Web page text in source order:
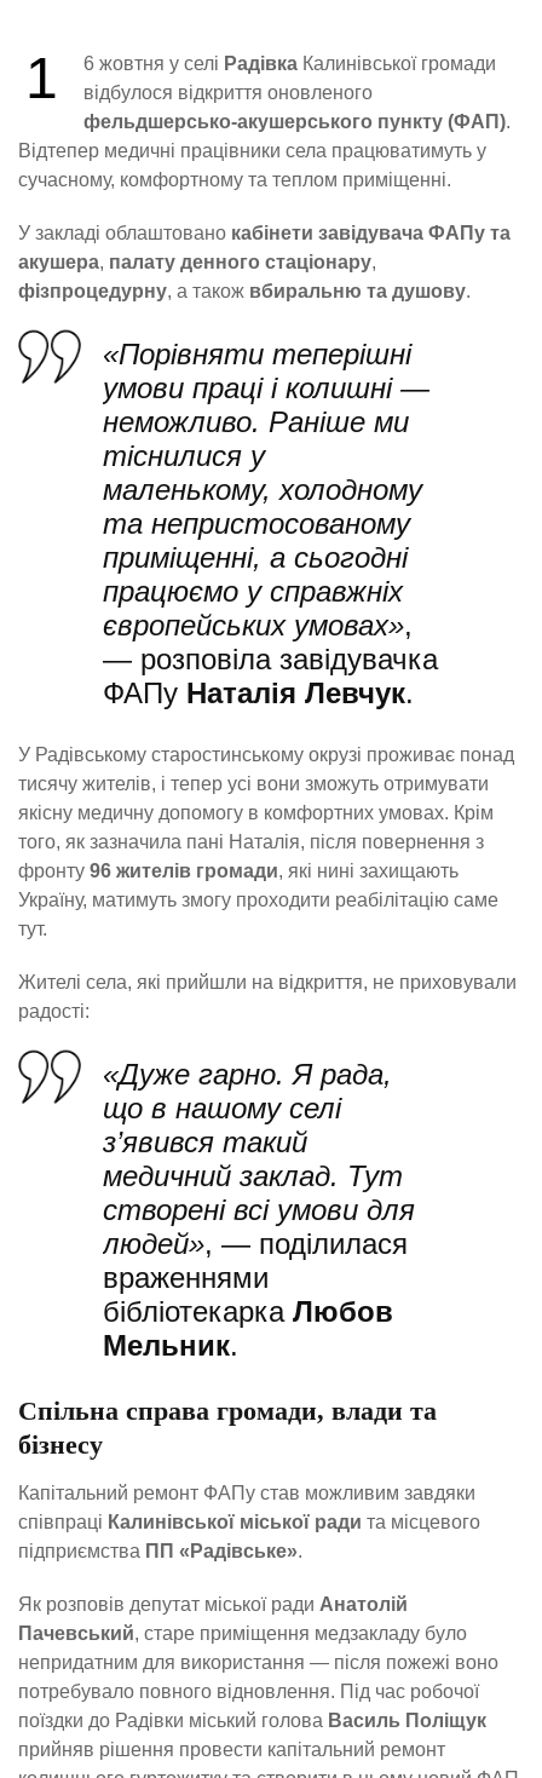
1 6 жовтня у селі Радівка Калинівської громади
відбулося відкриття оновленого
фельдшерсько-акушерського пункту (ФАП).
Відтепер медичні працівники села працюватимуть у
сучасному, комфортному та теплом приміщенні.
У закладі облаштовано кабінети завідувача ФАПу та
акушера, палату денного стаціонару,
фізпроцедурну, а також вбиральню та душову.
«Порівняти теперішні
умови праці і колишні —
неможливо. Раніше ми
тіснилися у
маленькому, холодному
та непристосованому
приміщенні, а сьогодні
працюємо у справжніх
європейських умовах»,
— розповіла завідувачка
ФАПу Наталія Левчук.
У Радівському старостинському окрузі проживає понад
тисячу жителів, і тепер усі вони зможуть отримувати
якісну медичну допомогу в комфортних умовах. Крім
того, як зазначила пані Наталія, після повернення з
фронту 96 жителів громади, які нині захищають
Україну, матимуть змогу проходити реабілітацію саме
тут.
Жителі села, які прийшли на відкриття, не приховували
радості:
«Дуже гарно. Я рада,
що в нашому селі
з’явився такий
медичний заклад. Тут
створені всі умови для
людей», — поділилася
враженнями
бібліотекарка Любов
Мельник.
Спільна справа громади, влади та
бізнесу
Капітальний ремонт ФАПу став можливим завдяки
співпраці Калинівської міської ради та місцевого
підприємства ПП «Радівське».
Як розповів депутат міської ради Анатолій
Пачевський, старе приміщення медзакладу було
непридатним для використання — після пожежі воно
потребувало повного відновлення. Під час робочої
поїздки до Радівки міський голова Василь Поліщук
прийняв рішення провести капітальний ремонт